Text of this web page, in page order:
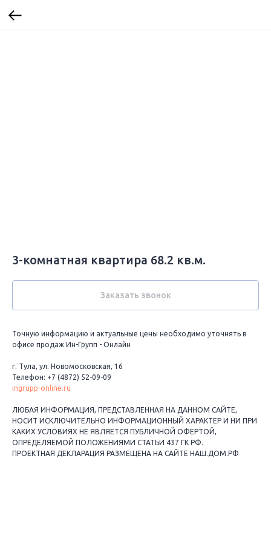
3-комнатная квартира 68.2 кв.м.
Заказать звонок
Точную информацию и актуальные цены необходимо уточнять в
офисе продаж Ин-Групп - Онлайн
г. Тула, ул. Новомосковская, 16
Телефон: +7 (4872) 52-09-09
ingrupp-online.ru
ЛЮБАЯ ИНФОРМАЦИЯ, ПРЕДСТАВЛЕННАЯ НА ДАННОМ САЙТЕ,
НОСИТ ИСКЛЮЧИТЕЛЬНО ИНФОРМАЦИОННЫЙ ХАРАКТЕР И НИ ПРИ
КАКИХ УСЛОВИЯХ НЕ ЯВЛЯЕТСЯ ПУБЛИЧНОЙ ОФЕРТОЙ,
ОПРЕДЕЛЯЕМОЙ ПОЛОЖЕНИЯМИ СТАТЬИ 437 ГК РФ.
ПРОЕКТНАЯ ДЕКЛАРАЦИЯ РАЗМЕЩЕНА НА САЙТЕ НАШ.ДОМ.РФ